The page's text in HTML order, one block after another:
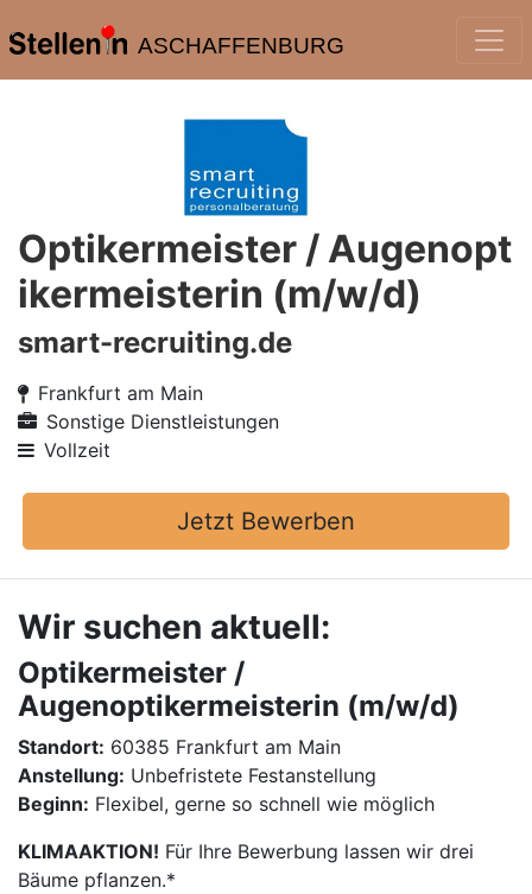
ASCHAFFENBURG
Optikermeister / Augenopt
ikermeisterin (m/w/d)
smart-recruiting.de
Frankfurt am Main
Sonstige Dienstleistungen
Vollzeit
Jetzt Bewerben
Wir suchen aktuell:
Optikermeister /
Augenoptikermeisterin (m/w/d)
Standort: 60385 Frankfurt am Main
Anstellung: Unbefristete Festanstellung
Beginn: Flexibel, gerne so schnell wie möglich
KLIMAAKTION! Für Ihre Bewerbung lassen wir drei
Bäume pflanzen.*